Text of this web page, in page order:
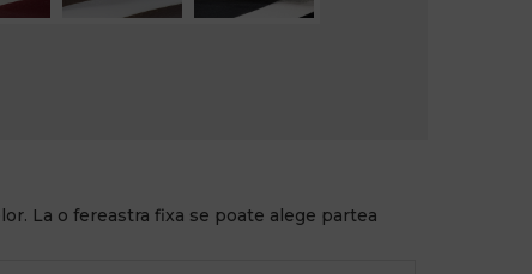
La o fereastra fixa se poate alege partea